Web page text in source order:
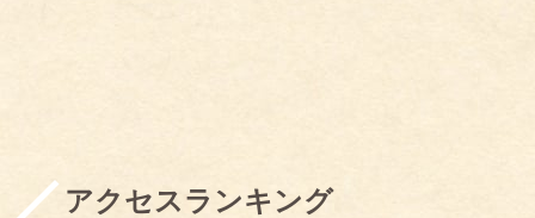
アクセスランキング